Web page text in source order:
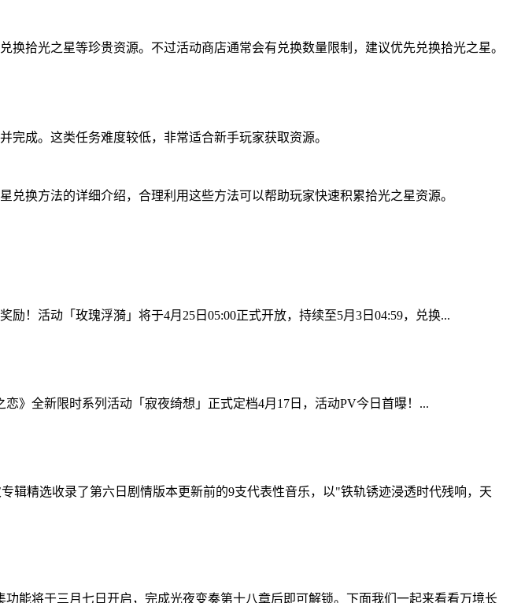
拾光之星等珍贵资源。不过活动商店通常会有兑换数量限制，建议优先兑换拾光之星。
成。这类任务难度较低，非常适合新手玩家获取资源。
换方法的详细介绍，合理利用这些方法可以帮助玩家快速积累拾光之星资源。
！活动「玫瑰浮漪」将于4月25日05:00正式开放，持续至5月3日04:59，兑换...
》全新限时系列活动「寂夜绮想」正式定档4月17日，活动PV今日首曝！...
辑精选收录了第六日剧情版本更新前的9支代表性音乐，以"铁轨锈迹浸透时代残响，天
能将于三月七日开启，完成光夜变奏第十八章后即可解锁。下面我们一起来看看万境长